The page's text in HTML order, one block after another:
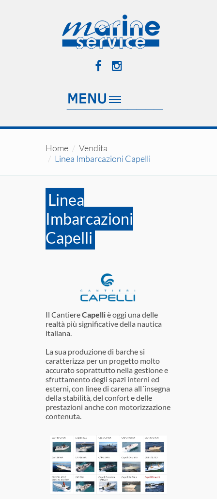
Home
Vendita
Linea Imbarcazioni Capelli
Linea
Imbarcazioni
Capelli
Il CantiereCapelliè oggi una delle
realtà più significative della nautica
italiana.
La sua produzione di barche si
caratterizza per un progetto molto
accurato soprattutto nella gestione e
sfruttamento degli spazi interni ed
esterni, con linee di carena all´insegna
della stabilità, del confort e delle
prestazioni anche con motorizzazione
contenuta.